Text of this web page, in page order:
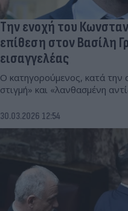
Την ενοχή του
επίθεση στον Βασίλη
εισαγγελέας
Ο κατηγορούμενος, κατά την
στιγμή» και «λανθασμένη
30.03.2026 12:54